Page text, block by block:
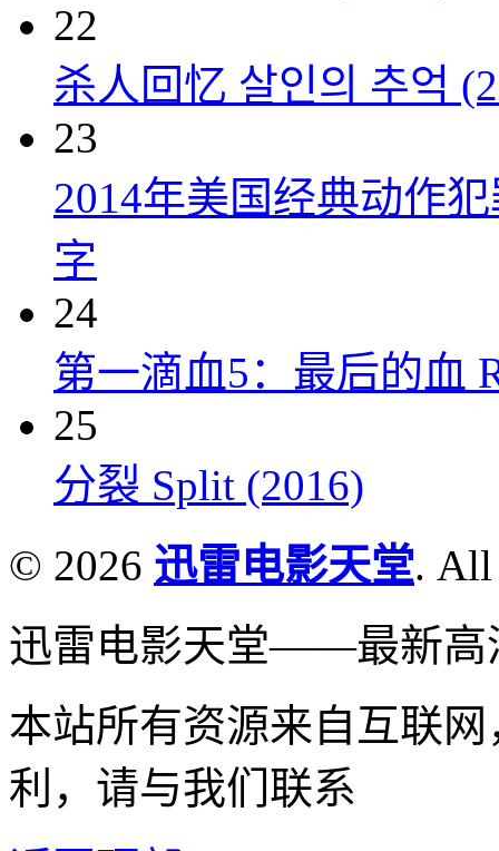
22
杀人回忆 살인의 추억
23
2014年美国经典动作
字
24
第一滴血5：最后的血
25
分裂 Split (2016)
© 2026 迅雷电影天堂. All
迅雷电影天堂——最新高
本站所有资源来自互联
利，请与我们联系